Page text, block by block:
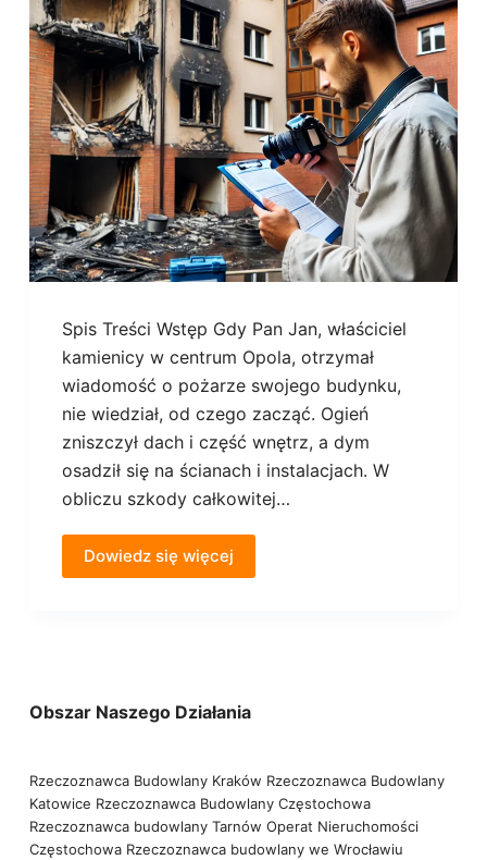
Spis Treści Wstęp Gdy Pan Jan, właściciel
kamienicy w centrum Opola, otrzymał
wiadomość o pożarze swojego budynku,
nie wiedział, od czego zacząć. Ogień
zniszczył dach i część wnętrz, a dym
osadził się na ścianach i instalacjach. W
obliczu szkody całkowitej…
Dowiedz się więcej
Obszar Naszego Działania
Rzeczoznawca Budowlany Kraków Rzeczoznawca Budowlany
Katowice Rzeczoznawca Budowlany Częstochowa
Rzeczoznawca budowlany Tarnów Operat Nieruchomości
Częstochowa Rzeczoznawca budowlany we Wrocławiu